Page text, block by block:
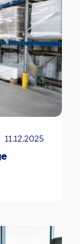
11.12.2025